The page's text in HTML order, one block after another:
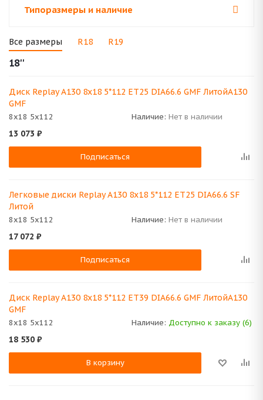
Типоразмеры и наличие
Все размеры R18 R19
18''
Диск Replay A130 8x18 5*112 ET25 DIA66.6 GMF ЛитойA130
GMF
8x18 5x112 Наличие: Нет в наличии
13 073 ₽
Подписаться
Легковые диски Replay A130 8x18 5*112 ET25 DIA66.6 SF
Литой
8x18 5x112 Наличие: Нет в наличии
17 072 ₽
Подписаться
Диск Replay A130 8x18 5*112 ET39 DIA66.6 GMF ЛитойA130
GMF
8x18 5x112 Наличие: Доступно к заказу (6)
18 530 ₽
В корзину